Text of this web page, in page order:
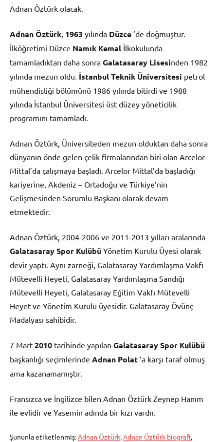
Adnan Öztürk olacak.
Adnan Öztürk 1963 yılında Düzce ’de doğmuştur.
İlköğretimi Düzce Namık Kemal İlkokulunda
tamamladıktan daha sonra Galatasaray Lisesinden 1982
yılında mezun oldu. İstanbul Teknik Üniversitesi petrol
mühendisliği bölümünü 1986 yılında bitirdi ve 1988
yılında İstanbul Üniversitesi üst düzey yöneticilik
programını tamamladı.
Adnan Öztürk, Üniversiteden mezun olduktan daha sonra
dünyanın önde gelen çelik firmalarından biri olan Arcelor
Mittal’da çalışmaya başladı. Arcelor Mittal’da başladığı
kariyerine, Akdeniz – Ortadoğu ve Türkiye’nin
Gelişmesinden Sorumlu Başkanı olarak devam
etmektedir.
Adnan Öztürk, 2004-2006 ve 2011-2013 yılları aralarında
Galatasaray Spor Kulübü Yönetim Kurulu Üyesi olarak
devir yaptı. Aynı zarneği, Galatasaray Yardımlaşma Vakfı
Mütevelli Heyeti, Galatasaray Yardımlaşma Sandığı
Mütevelli Heyeti, Galatasaray Eğitim Vakfı Mütevelli
Heyet ve Yönetim Kurulu üyesidir. Galatasaray Övünç
Madalyası sahibidir.
7 Mart 2010 tarihinde yapılan Galatasaray Spor Kulübü
başkanlığı seçimlerinde Adnan Polat ’a karşı taraf olmuş
ama kazanamamıştır.
Fransızca ve İngilizce bilen Adnan Öztürk Zeynep Hanım
ile evlidir ve Yasemin adında bir kızı vardır.
Şununla etiketlenmiş:Adnan Öztürk,Adnan Öztürk biografi,